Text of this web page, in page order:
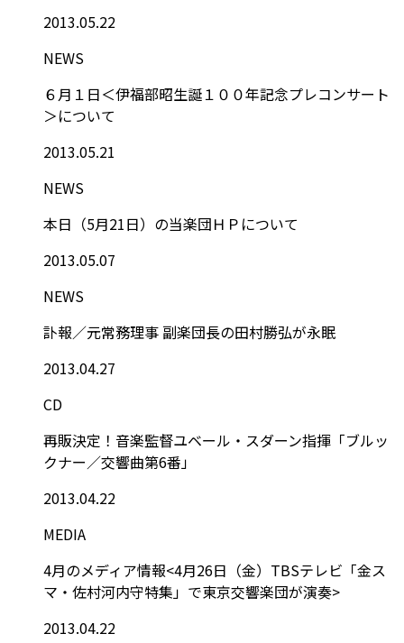
2013.05.22
NEWS
６月１日＜伊福部昭生誕１００年記念プレコンサート
＞について
2013.05.21
NEWS
本日（5月21日）の当楽団ＨＰについて
2013.05.07
NEWS
訃報／元常務理事 副楽団長の田村勝弘が永眠
2013.04.27
CD
再販決定！音楽監督ユベール・スダーン指揮「ブルッ
クナー／交響曲第6番」
2013.04.22
MEDIA
4月のメディア情報<4月26日（金）TBSテレビ「金ス
マ・佐村河内守特集」で東京交響楽団が演奏>
2013.04.22